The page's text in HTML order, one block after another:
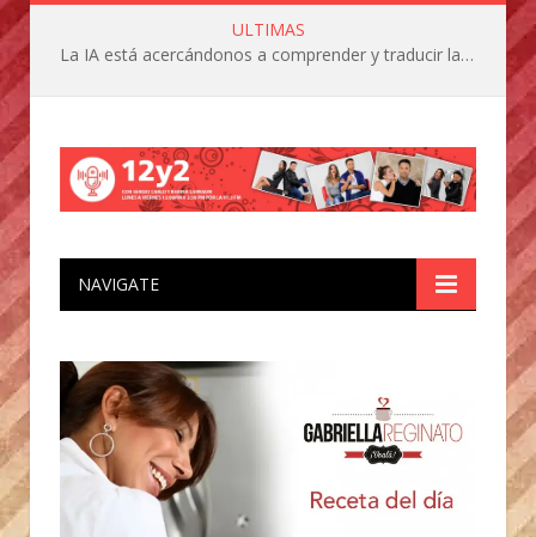
ULTIMAS
La IA está acercándonos a comprender y traducir las vocalizaciones y comportamientos de nuestras mascotas
NAVIGATE